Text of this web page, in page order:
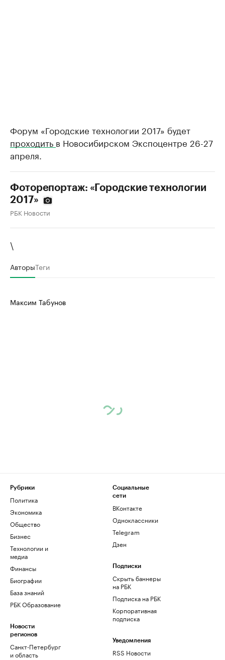
Форум «Городские технологии 2017» будет
проходить в Новосибирском Экспоцентре 26-27
апреля.
Фоторепортаж: «Городские технологии
2017»
РБК Новости
\
АвторыТеги
Максим Табунов
Рубрики
Политика
Экономика
Общество
Бизнес
Технологии и
медиа
Финансы
Биографии
База знаний
РБК Образование
Новости
регионов
Санкт-Петербург
и область
Социальные
сети
ВКонтакте
Одноклассники
Telegram
Дзен
Подписки
Скрыть баннеры
на РБК
Подписка на РБК
Корпоративная
подписка
Уведомления
RSS Новости